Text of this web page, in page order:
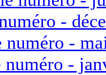
-
numéro -
-